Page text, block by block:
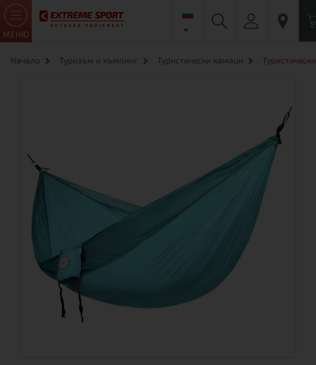
МЕНЮ
Начало Туризъм и къмпинг Туристически хамаци